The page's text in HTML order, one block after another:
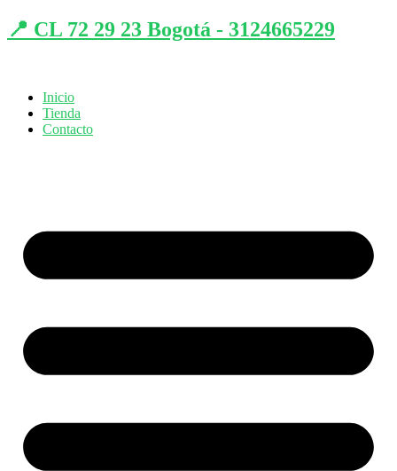
📍 CL 72 29 23 Bogotá - 3124665229
Inicio
Tienda
Contacto